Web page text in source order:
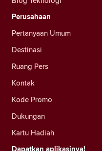
Perusahaan
Pertanyaan Umum
Destinasi
Ruang Pers
Kontak
Kode Promo
Dukungan
Kartu Hadiah